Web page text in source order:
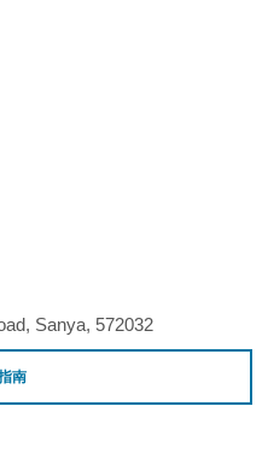
Sanya, 572032
南